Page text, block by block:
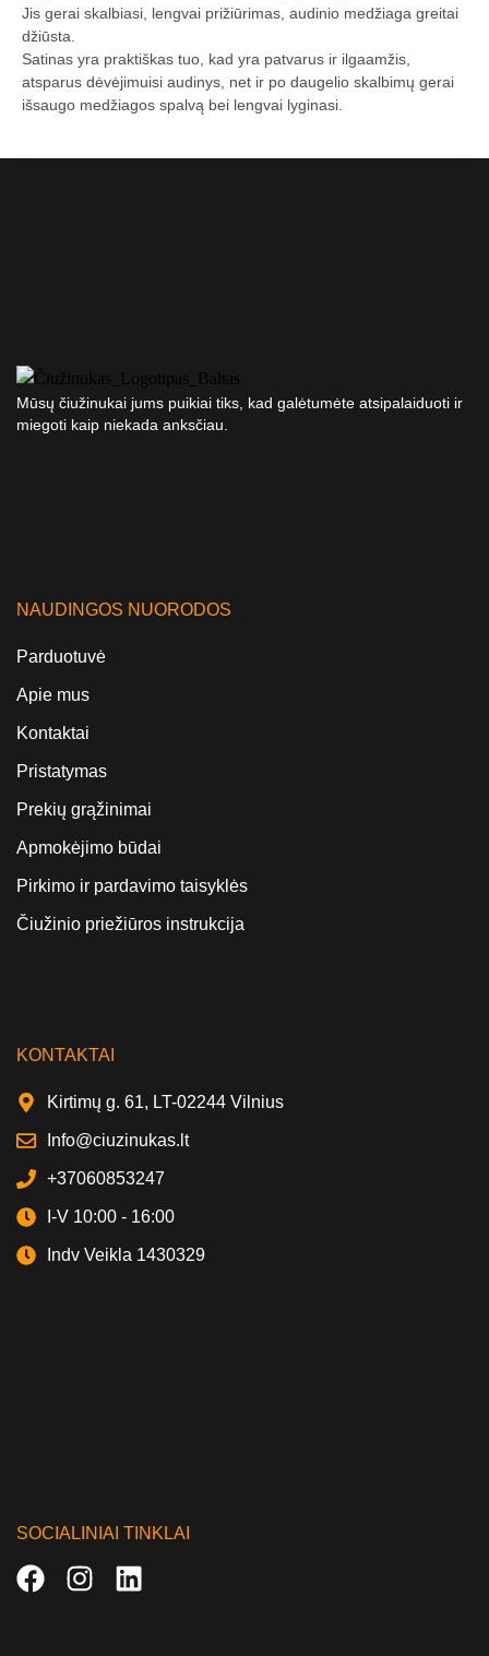
Jis gerai skalbiasi, lengvai prižiūrimas, audinio medžiaga greitai
džiūsta.
Satinas yra praktiškas tuo, kad yra patvarus ir ilgaamžis,
atsparus dėvėjimuisi audinys, net ir po daugelio skalbimų gerai
išsaugo medžiagos spalvą bei lengvai lyginasi.
Mūsų čiužinukai jums puikiai tiks, kad galėtumėte atsipalaiduoti ir
miegoti kaip niekada anksčiau.
NAUDINGOS NUORODOS
Parduotuvė
Apie mus
Kontaktai
Pristatymas
Prekių grąžinimai
Apmokėjimo būdai
Pirkimo ir pardavimo taisyklės
Čiužinio priežiūros instrukcija
KONTAKTAI
Kirtimų g. 61, LT-02244 Vilnius
Info@ciuzinukas.lt
+37060853247
I-V 10:00 - 16:00
Indv Veikla 1430329
SOCIALINIAI TINKLAI